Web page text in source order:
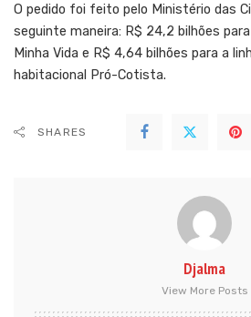
O pedido foi feito pelo Ministério das
seguinte maneira: R$ 24,2 bilhões
Minha Vida e R$ 4,64 bilhões para a
habitacional Pró-Cotista.
SHARES
Djalma
View More Posts